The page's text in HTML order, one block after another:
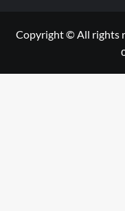
Copyright © All rights